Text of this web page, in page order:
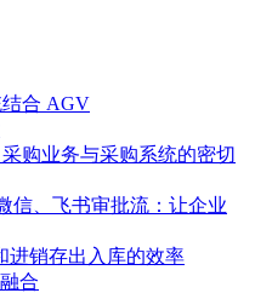
合 AGV
购业务与采购系统的密切
信、飞书审批流：让企业
进销存出入库的效率
合